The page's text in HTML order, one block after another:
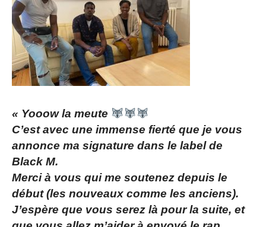
« Yooow la meute
C’est avec une immense fierté que je vous
annonce ma signature dans le label de
Black M.
Merci à vous qui me soutenez depuis le
début (les nouveaux comme les anciens).
J’espère que vous serez là pour la suite, et